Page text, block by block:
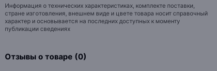
Информация о технических характеристиках, комплекте поставки,
стране изготовления, внешнем виде и цвете товара носит справочный
характер и основывается на последних доступных к моменту
публикации сведениях
Отзывы о товаре (0)